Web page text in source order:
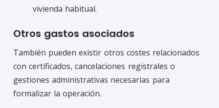
vivienda habitual.
Otros gastos asociados
También pueden existir otros costes relacionados
con certificados, cancelaciones registrales o
gestiones administrativas necesarias para
formalizar la operación.